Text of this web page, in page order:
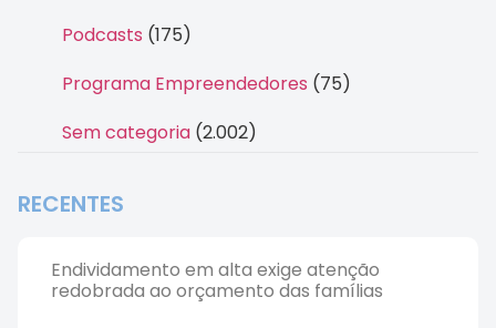
Podcasts (175)
Programa Empreendedores (75)
Sem categoria (2.002)
RECENTES
Endividamento em alta exige atenção
redobrada ao orçamento das famílias